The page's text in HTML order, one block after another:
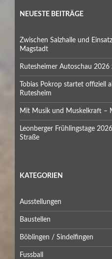
NEUESTE BEITRÄGE
Zwischen Salzhalle und
Magstadt
Rutesheimer Autoschau
Tobias Pokrop startet offiziell
Rutesheim
Mit Musik und Muskelkraft –
Leonberger Frühlingstage
Straße
KATEGORIEN
Ausstellungen
Baustellen
Böblingen / Sindelfingen
Fussball